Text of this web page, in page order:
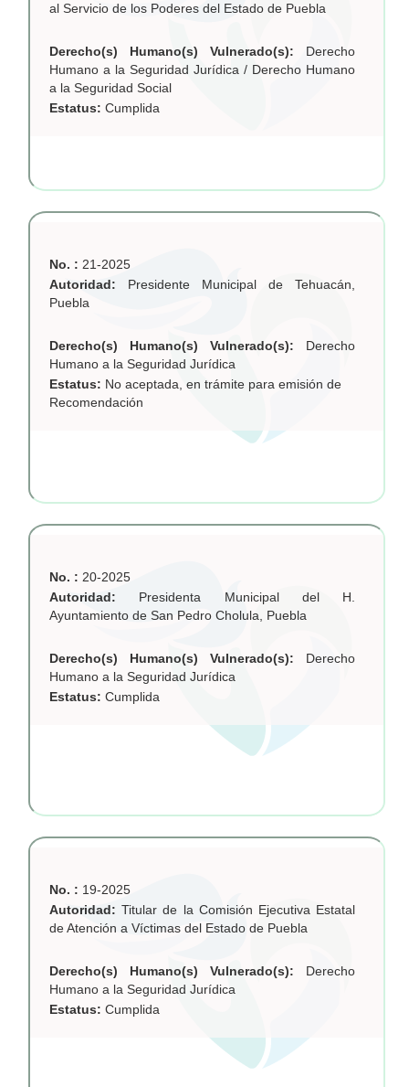
al Servicio de los Poderes del Estado de Puebla
Derecho(s) Humano(s) Vulnerado(s): Derecho
Humano a la Seguridad Jurídica / Derecho Humano
a la Seguridad Social
Estatus: Cumplida
No. : 21-2025
Autoridad: Presidente Municipal de Tehuacán,
Puebla
Derecho(s) Humano(s) Vulnerado(s): Derecho
Humano a la Seguridad Jurídica
Estatus: No aceptada, en trámite para emisión de
Recomendación
No. : 20-2025
Autoridad: Presidenta Municipal del H.
Ayuntamiento de San Pedro Cholula, Puebla
Derecho(s) Humano(s) Vulnerado(s): Derecho
Humano a la Seguridad Jurídica
Estatus: Cumplida
No. : 19-2025
Autoridad:Titular de la Comisión Ejecutiva Estatal
de Atención a Víctimas del Estado de Puebla
Derecho(s) Humano(s) Vulnerado(s): Derecho
Humano a la Seguridad Jurídica
Estatus: Cumplida